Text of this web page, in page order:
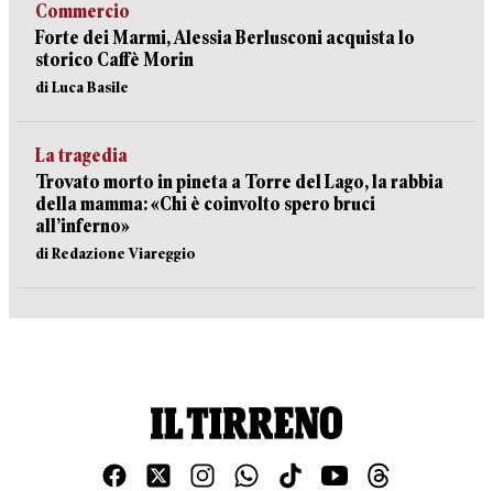
Commercio
Forte dei Marmi, Alessia Berlusconi acquista lo
storico Caffè Morin
di Luca Basile
La tragedia
Trovato morto in pineta a Torre del Lago, la rabbia
della mamma: «Chi è coinvolto spero bruci
all’inferno»
di Redazione Viareggio